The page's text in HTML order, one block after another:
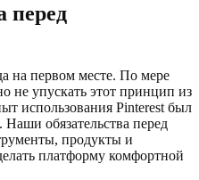
перед
на первом месте. По мере
не упускать этот принцип из
использования Pinterest был
обязательства перед
продукты и
платформу комфортной